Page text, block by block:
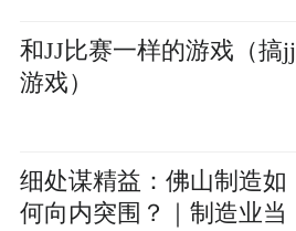
和JJ比赛一样的游戏（搞jj
游戏）
细处谋精益：佛山制造如
何向内突围？｜制造业当